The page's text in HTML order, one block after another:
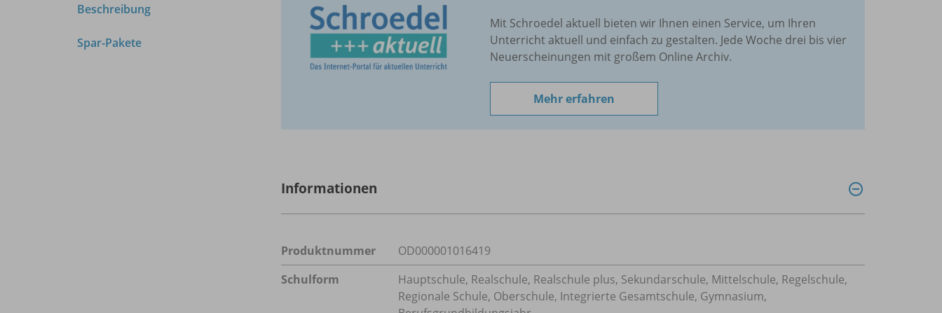
Beschreibung
Spar-Pakete
Mit Schroedel aktuell bieten wir Ihnen einen Service, um Ihren
Unterricht aktuell und einfach zu gestalten. Jede Woche drei bis vier
Neuerscheinungen mit großem Online Archiv.
Mehr erfahren
Informationen
Produktnummer
OD000001016419
Schulform
Hauptschule, Realschule, Realschule plus, Sekundarschule, Mittelschule, Regelschule,
Regionale Schule, Oberschule, Integrierte Gesamtschule, Gymnasium,